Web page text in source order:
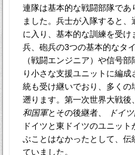
連隊は基本的な戦闘部隊であ
ました。兵士が入隊すると
に入り、基本的な訓練を受
兵、砲兵の3つの基本的なタ
（戦闘エンジニア）や信号
り小さな支援ユニットに編
統も受け継いでおり、多く
遡ります。第一次世界大戦後
和国軍とその後継者、 ドイ
ドイツと東ドイツのユニッ
ぶことはなかったとして、
ていました。